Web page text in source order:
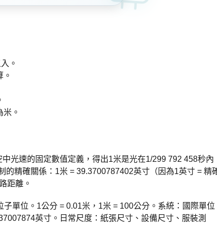
。
。
光速的固定數值定義，得出1米是光在1/299 792 458秒內
精確關係：1米 = 39.3700787402英寸（因為1英寸 = 精
距離。
單位。1公分 = 0.01米，1米 = 100公分。系統：國際單位
英寸。日常尺度：紙張尺寸、設備尺寸、服裝測